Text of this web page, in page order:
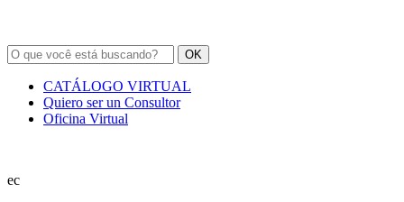
OK
CATÁLOGO VIRTUAL
Quiero ser un Consultor
Oficina Virtual
ec